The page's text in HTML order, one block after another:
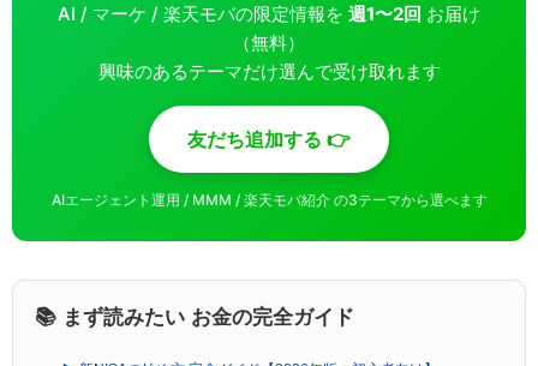
AI / マーケ / 楽天モバの限定情報を 週1〜2回 お届け
（無料）
興味のあるテーマだけ選んで受け取れます
友だち追加する 👉
AIエージェント運用 / MMM / 楽天モバ紹介 の3テーマから選べます
📚 まず読みたい お金の完全ガイド